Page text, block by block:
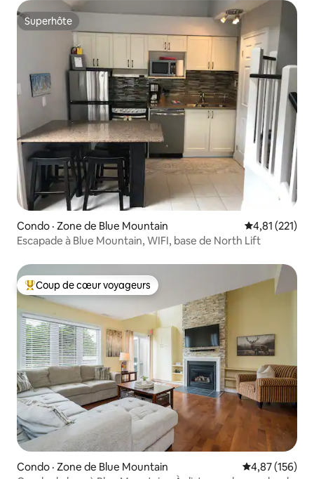
Superhôte
Superhôte
Condo · Zone de Blue Mountain Note
4,81 (221)
Escapade à Blue Mountain, WIFI, base de North Lift
Coup de cœur voyageurs parmi les plus aimés
Coup de cœur voyageurs
Condo · Zone de Blue Mountain Note
4,87 (156)